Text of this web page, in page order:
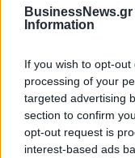
BusinessNews.gr
Information
If you wish to opt-
processing of your
targeted advertising
section to confirm
opt-out request is
interest-based ads
18.990 ευρώ
18η συνεχόμενη χρονιά
FTSE4Good